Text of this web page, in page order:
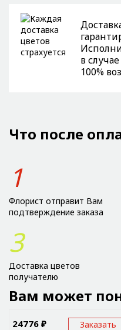
в
100%
Что после
1
Флорист отправит Вам
подтверждение заказа
3
Доставка цветов
получателю
Вам может
Заказать
24776 ₽